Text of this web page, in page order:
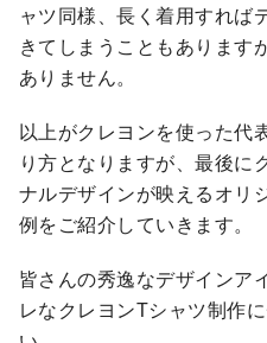
ャツ同様、長く着用すれば
きてしまうこともあります
ありません。
以上がクレヨンを使った代
り方となりますが、最後に
ナルデザインが映えるオリ
例をご紹介していきます。
皆さんの秀逸なデザインア
レなクレヨンTシャツ制作